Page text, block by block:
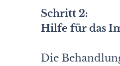
Schritt 2:
Hilfe für das
Die